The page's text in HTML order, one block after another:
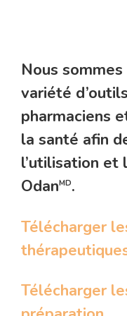
Nous
variété
pharmaciens
la santé afin
l’utilisation et
OdanMD.
Télécharger
Télécharger